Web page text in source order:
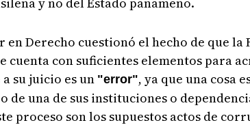
Derecho cuestionó el hecho de que
cuenta con suficientes elementos para
su juicio es un "error", ya que una cosa
de una de sus instituciones o
proceso son los supuestos actos de